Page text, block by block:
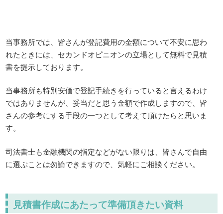
当事務所では、皆さんが登記費用の金額について不安に思わ
れたときには、セカンドオピニオンの立場として無料で見積
書を提示しております。
当事務所も特別安価で登記手続きを行っていると言えるわけ
ではありませんが、妥当だと思う金額で作成しますので、皆
さんの参考にする手段の一つとして考えて頂けたらと思いま
す。
司法書士も金融機関の指定などがない限りは、皆さんで自由
に選ぶことは勿論できますので、気軽にご相談ください。
見積書作成にあたって準備頂きたい資料